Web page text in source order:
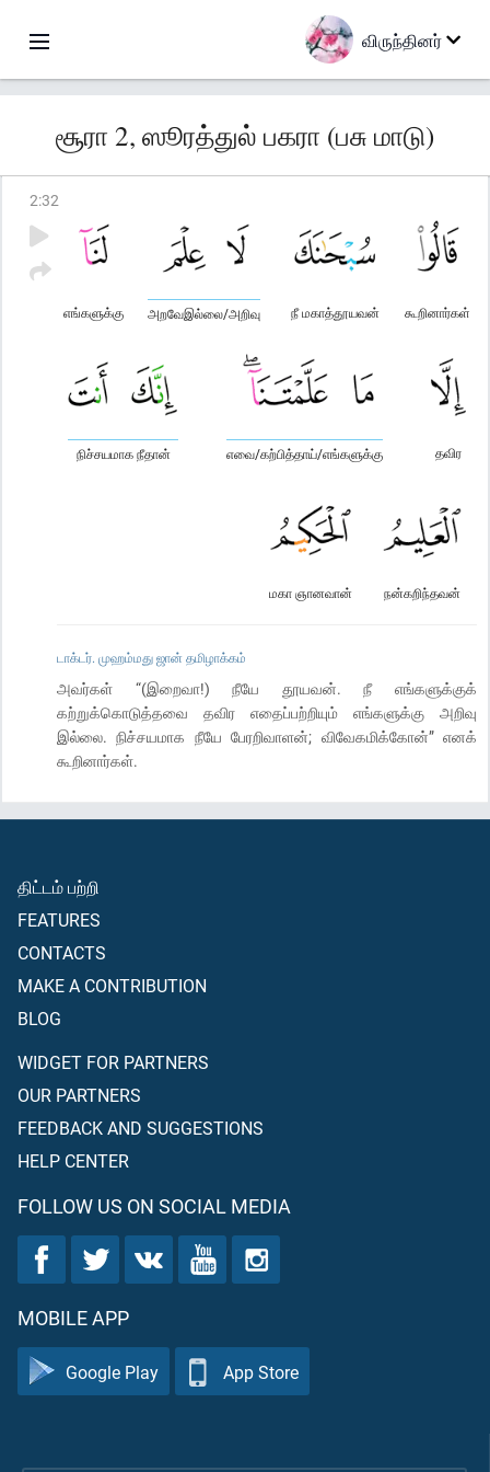
விருந்தினர்
சூரா 2, ஸூரத்துல் பகரா (பசு மாடு)
2:32
கூறினார்கள்
நீ மகாத்தூயவன்
அறவேஇல்லை/அறிவு
எங்களுக்கு
தவிர
எவை/கற்பித்தாய்/எங்களுக்கு
நிச்சயமாக நீதான்
நன்கறிந்தவன்
மகா ஞானவான்
டாக்டர். முஹம்மது ஜான் தமிழாக்கம்
அவர்கள் “(இறைவா!) நீயே தூயவன். நீ எங்களுக்குக்
கற்றுக்கொடுத்தவை தவிர எதைப்பற்றியும் எங்களுக்கு அறிவு
இல்லை. நிச்சயமாக நீயே பேரறிவாளன்; விவேகமிக்கோன்” எனக்
கூறினார்கள்.
திட்டம் பற்றி
FEATURES
CONTACTS
MAKE A CONTRIBUTION
BLOG
WIDGET FOR PARTNERS
OUR PARTNERS
FEEDBACK AND SUGGESTIONS
HELP CENTER
FOLLOW US ON SOCIAL MEDIA
MOBILE APP
Google Play App Store